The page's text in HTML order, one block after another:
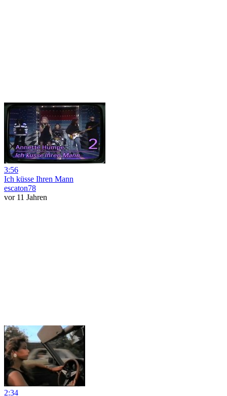
3:56
Ich küsse Ihren Mann
escaton78
vor 11 Jahren
2:34